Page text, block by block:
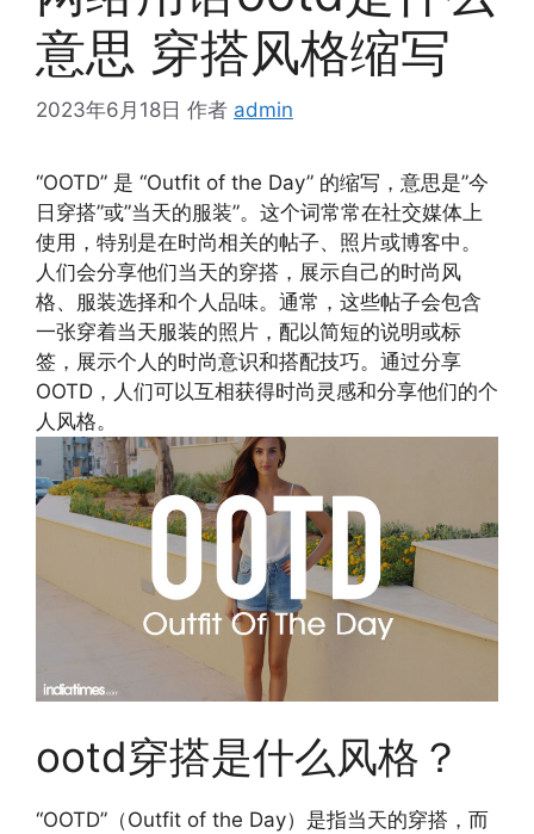
意思 穿搭风格缩写
2023年6月18日 作者 admin
“OOTD” 是 “Outfit of the Day” 的缩写，意思是”今
日穿搭”或”当天的服装”。这个词常常在社交媒体上
使用，特别是在时尚相关的帖子、照片或博客中。
人们会分享他们当天的穿搭，展示自己的时尚风
格、服装选择和个人品味。通常，这些帖子会包含
一张穿着当天服装的照片，配以简短的说明或标
签，展示个人的时尚意识和搭配技巧。通过分享
OOTD，人们可以互相获得时尚灵感和分享他们的个
人风格。
ootd穿搭是什么风格？
“OOTD”（Outfit of the Day）是指当天的穿搭，而